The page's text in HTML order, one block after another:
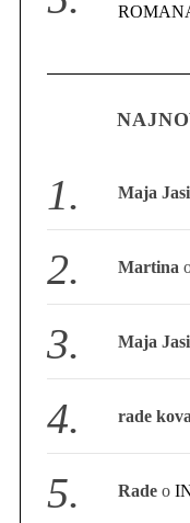
Maja
Martina
Maja
rade
Rade o
f
o
r
: